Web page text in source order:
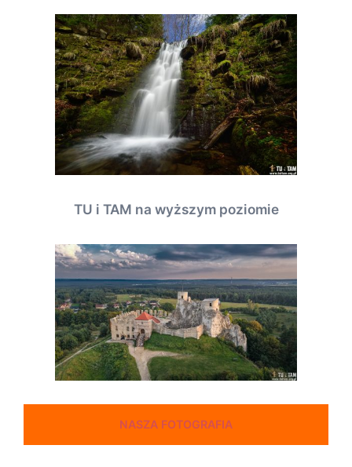
TU i TAM na wyższym poziomie
NASZA FOTOGRAFIA